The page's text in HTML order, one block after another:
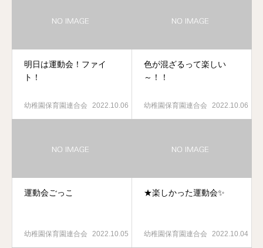
明日は運動会！ファイ
ト！
幼稚園保育園連合会 2022.10.06
色が混ざるって楽しい
～！！
幼稚園保育園連合会 2022.10.06
運動会ごっこ
幼稚園保育園連合会 2022.10.05
★楽しかった運動会✨
幼稚園保育園連合会 2022.10.04